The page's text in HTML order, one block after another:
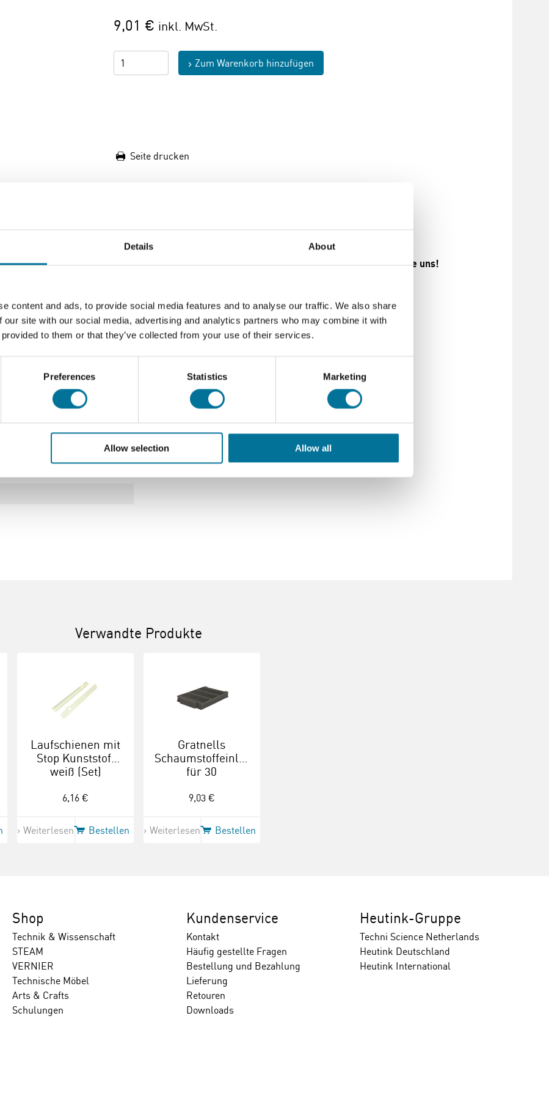
Details About
content and ads, to provide social media features and to analyse our traffic. We also share
our site with our social media, advertising and analytics partners who may combine it with
to them or that they’ve collected from your use of their services.
Preferences Statistics Marketing
Allow selection Allow all
9,01 € inkl. MwSt.
Zum Warenkorb hinzufügen
Seite drucken
können die Versandkosten abhängig von dem Bestellvolumen abweichen. Bitte fragen Sie uns!
mm
Verwandte Produkte
Laufschienen mit
Stop Kunststoff
weiß (Set)
6,16 €
Weiterlesen Bestellen
Gratnells
Schaumstoffeinlage
für 30
9,03 €
Weiterlesen Bestellen
Shop
Technik & Wissenschaft
STEAM
VERNIER
Technische Möbel
Arts & Crafts
Schulungen
Kundenservice
Kontakt
Häufig gestellte Fragen
Bestellung und Bezahlung
Lieferung
Retouren
Downloads
Heutink-Gruppe
Techni Science Netherlands
Heutink Deutschland
Heutink International